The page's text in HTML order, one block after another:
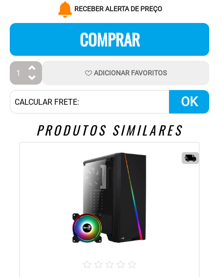
RECEBER ALERTA DE PREÇO
COMPRAR
ADICIONAR FAVORITOS
OK
PRODUTOS SIMILARES